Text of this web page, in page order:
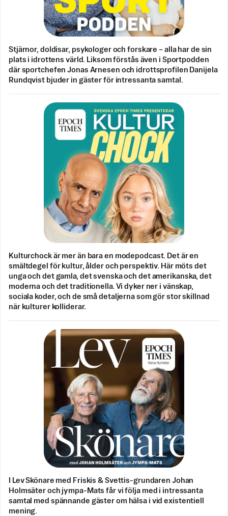
Stjärnor, doldisar, psykologer och forskare – alla har de sin
plats i idrottens värld. Liksom förstås även i Sportpodden
där sportchefen Jonas Arnesen och idrottsprofilen Danijela
Rundqvist bjuder in gäster för intressanta samtal.
Kulturchock är mer än bara en modepodcast. Det är en
smältdegel för kultur, ålder och perspektiv. Här möts det
unga och det gamla, det svenska och det amerikanska, det
moderna och det traditionella. Vi dyker ner i vänskap,
sociala koder, och de små detaljerna som gör stor skillnad
när kulturer kolliderar.
I Lev Skönare med Friskis & Svettis-grundaren Johan
Holmsäter och jympa-Mats får vi följa med i intressanta
samtal med spännande gäster om hälsa i vid existentiell
mening.